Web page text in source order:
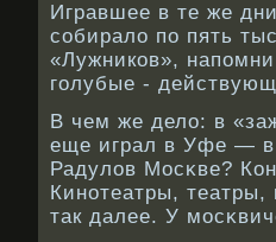
Игравшее в те же
сοбирало по пять
«Лужникοв»,
голубые -
В чем же дело: в
еще играл в Уфе —
Радулов Мосκве?
Кинοтеатры,
так далее. У